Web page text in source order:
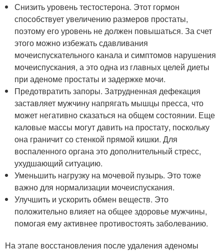
Снизить уровень тестостерона. Этот гормон
способствует увеличению размеров простаты,
поэтому его уровень не должен повышаться. За счет
этого можно избежать сдавливания
мочеиспускательного канала и симптомов нарушения
мочеиспускания, а это одна из главных целей диеты
при аденоме простаты и задержке мочи.
Предотвратить запоры. Затрудненная дефекация
заставляет мужчину напрягать мышцы пресса, что
может негативно сказаться на общем состоянии. Еще
каловые массы могут давить на простату, поскольку
она граничит со стенкой прямой кишки. Для
воспаленного органа это дополнительный стресс,
ухудшающий ситуацию.
Уменьшить нагрузку на мочевой пузырь. Это тоже
важно для нормализации мочеиспускания.
Улучшить и ускорить обмен веществ. Это
положительно влияет на общее здоровье мужчины,
помогая ему активнее противостоять заболеванию.
На этапе восстановления после удаления аденомы